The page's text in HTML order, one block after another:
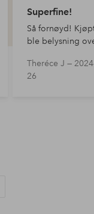
Superfine!
Så fornøyd!
ble belysning
Theréce J —
26